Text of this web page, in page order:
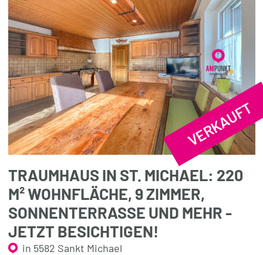
VERKAUFT
TRAUMHAUS IN ST. MICHAEL: 220
M² WOHNFLÄCHE, 9 ZIMMER,
SONNENTERRASSE UND MEHR -
JETZT BESICHTIGEN!
in 5582 Sankt Michael